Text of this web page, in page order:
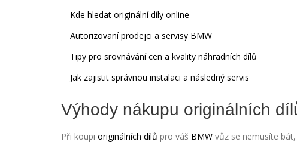
Kde hledat originální díly online
Autorizovaní prodejci a servisy BMW
Tipy pro srovnávání cen a kvality náhradních dílů
Jak zajistit správnou instalaci a následný servis
Výhody nákupu originálních
Při koupi originálních dílů pro váš BMW vůz se nemusíte